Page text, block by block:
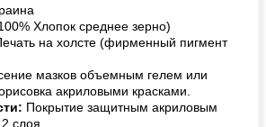
Хлопок среднее зерно)
на холсте (фирменный пигмент
мазков объемным гелем или
акриловыми красками.
Покрытие защитным акриловым
слоя.